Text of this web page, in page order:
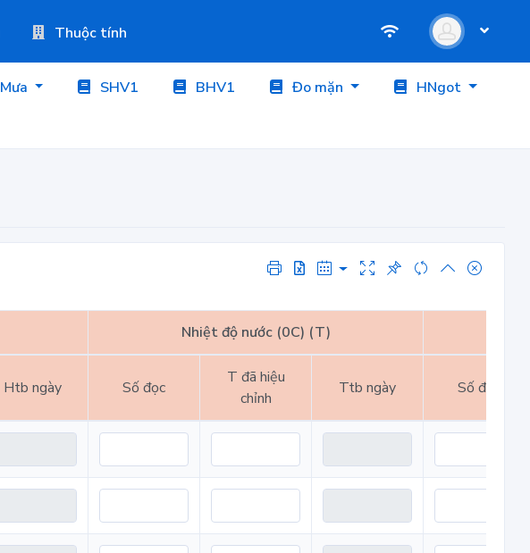
Thuộc tính
Mưa SHV1 BHV1 Đo mặn
HNgot
Nhiệt độ nước (0C) (T)
Htb ngày Số đọc
T đã hiệu
chỉnh
Ttb ngày Số đọc